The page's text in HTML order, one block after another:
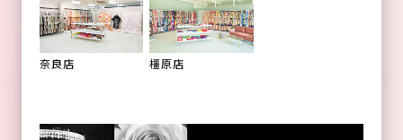
奈良店 橿原店